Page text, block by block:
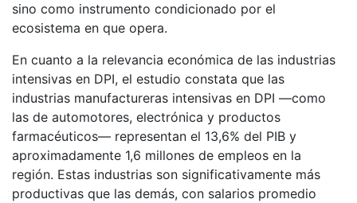
sino como instrumento condicionado por el
ecosistema en que opera.
En cuanto a la relevancia económica de las industrias
intensivas en DPI, el estudio constata que las
industrias manufactureras intensivas en DPI —como
las de automotores, electrónica y productos
farmacéuticos— representan el 13,6% del PIB y
aproximadamente 1,6 millones de empleos en la
región. Estas industrias son significativamente más
productivas que las demás, con salarios promedio